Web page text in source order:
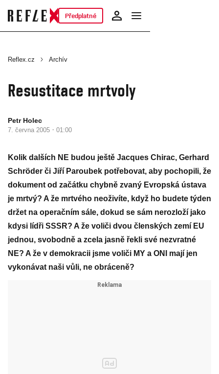
Předplatné
Reflex.cz Archív
Resustitace mrtvoly
Petr Holec
7. června 2005 · 01:00
Kolik dalších NE budou ještě Jacques Chirac, Gerhard
Schröder či Jiří Paroubek potřebovat, aby pochopili, že
dokument od začátku chybně zvaný Evropská ústava
je mrtvý? A že mrtvého neoživíte, když ho budete týden
držet na operačním sále, dokud se sám nerozloží jako
kdysi lídři SSSR? A že voliči dvou členských zemí EU
jednou, svobodně a zcela jasně řekli své nezvratné
NE? A že v demokracii jsme voliči MY a ONI mají jen
vykonávat naši vůli, ne obráceně?